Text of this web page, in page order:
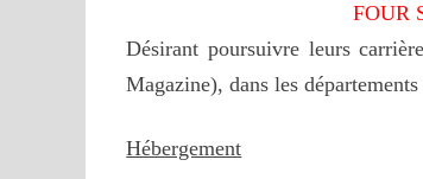
FOUR
Désirant poursuivre leurs
Magazine), dans les
Hébergement